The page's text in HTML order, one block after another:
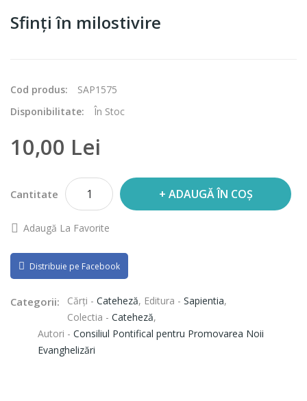
Sfinţi în milostivire
Cod produs:
SAP1575
Disponibilitate:
În Stoc
10,00 Lei
Cantitate ADAUGĂ ÎN COȘ
Adaugă La Favorite
Distribuie pe Facebook
Categorii: Cărți - Cateheză, Editura - Sapientia,
Colectia - Cateheză,
Autori - Consiliul Pontifical pentru Promovarea Noii
Evanghelizări